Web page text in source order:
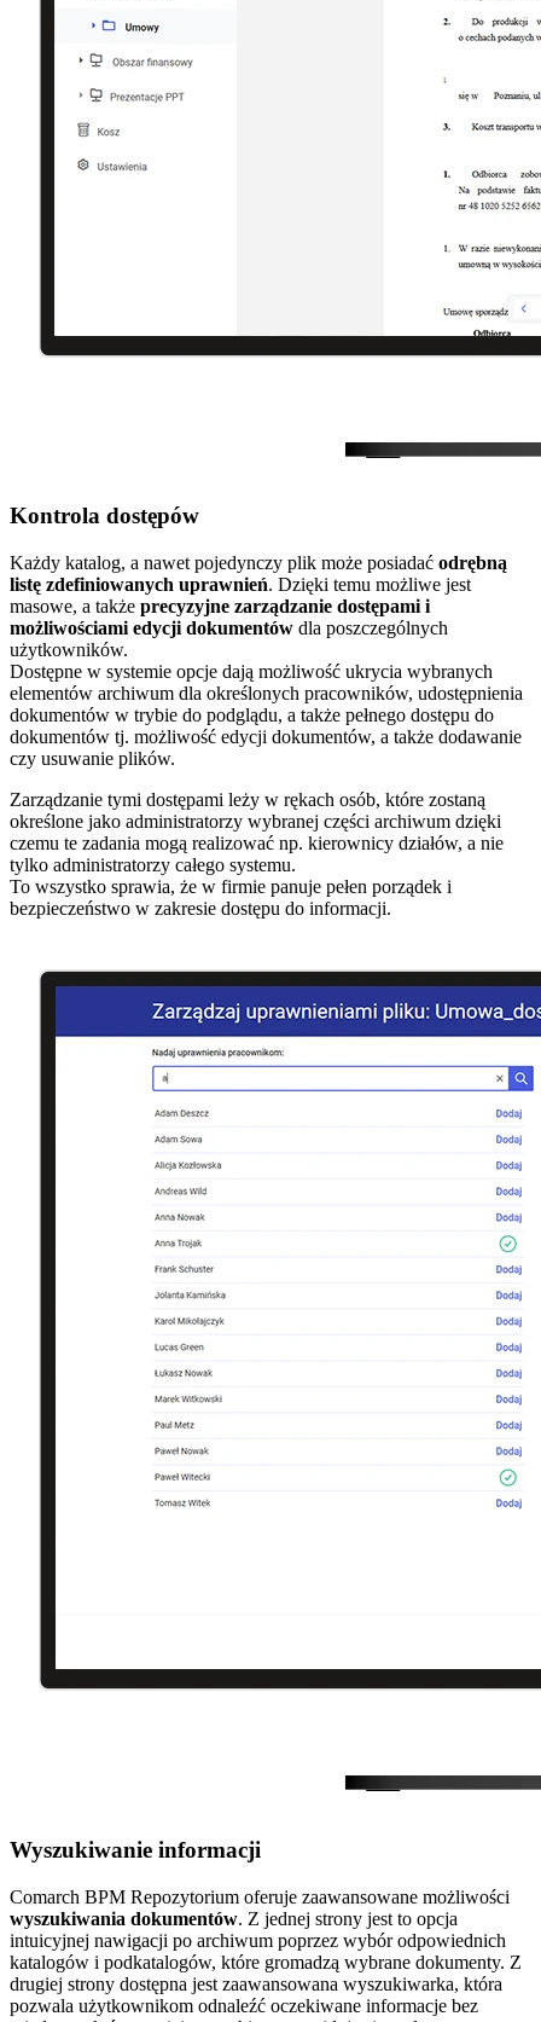
Kontrola dostępów
Każdy katalog, a nawet pojedynczy plik może posiadać odrębną
listę zdefiniowanych uprawnień. Dzięki temu możliwe jest
masowe, a także precyzyjne zarządzanie dostępami i
możliwościami edycji dokumentów dla poszczególnych
użytkowników.
Dostępne w systemie opcje dają możliwość ukrycia wybranych
elementów archiwum dla określonych pracowników, udostępnienia
dokumentów w trybie do podglądu, a także pełnego dostępu do
dokumentów tj. możliwość edycji dokumentów, a także dodawanie
czy usuwanie plików.
Zarządzanie tymi dostępami leży w rękach osób, które zostaną
określone jako administratorzy wybranej części archiwum dzięki
czemu te zadania mogą realizować np. kierownicy działów, a nie
tylko administratorzy całego systemu.
To wszystko sprawia, że w firmie panuje pełen porządek i
bezpieczeństwo w zakresie dostępu do informacji.
Wyszukiwanie informacji
Comarch BPM Repozytorium oferuje zaawansowane możliwości
wyszukiwania dokumentów. Z jednej strony jest to opcja
intuicyjnej nawigacji po archiwum poprzez wybór odpowiednich
katalogów i podkatalogów, które gromadzą wybrane dokumenty. Z
drugiej strony dostępna jest zaawansowana wyszukiwarka, która
pozwala użytkownikom odnaleźć oczekiwane informacje bez